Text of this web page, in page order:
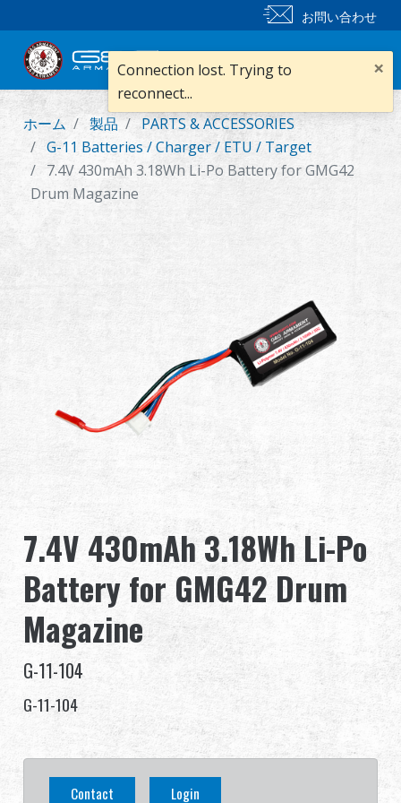
新製品
小銃
グローバル販売
私たちについて
競技会とイベント
サポート
サインイン
繁體中文 English (US)
Français 日本語
お問い合わせ
ホーム 製品
PARTS & ACCESSORIES
G-11 Batteries / Charger / ETU / Target
7.4V 430mAh 3.18Wh Li-Po Battery for GMG42
Drum Magazine
7.4V 430mAh 3.18Wh Li-Po
Battery for GMG42 Drum
Magazine
G-11-104
G-11-104
Contact Login
×
Connection lost. Trying to
reconnect...